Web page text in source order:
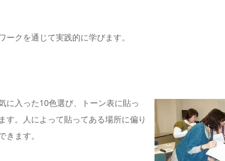
クを通じて実践的に学びます。
に入った10色選び、トーン表に貼っ
す。人によって貼ってある場所に偏り
ます。